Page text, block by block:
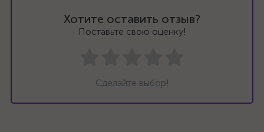
Хотите оставить отзыв?
Поставьте свою оценку!
Сделайте выбор!